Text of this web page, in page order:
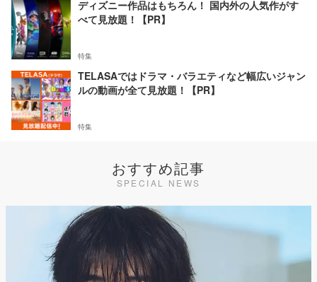
ディズニー作品はもちろん！ 国内外の人気作がす
べて見放題！【PR】
特集
TELASAではドラマ・バラエティなど幅広いジャン
ルの動画が全て見放題！【PR】
特集
おすすめ記事
SPECIAL NEWS